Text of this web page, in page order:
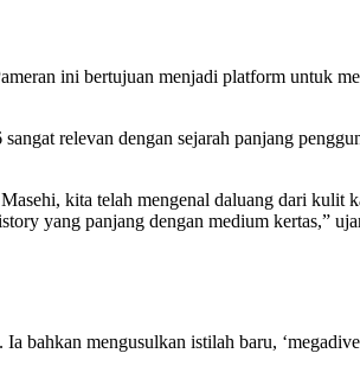
ini bertujuan menjadi platform untuk
relevan dengan sejarah panjang
kita telah mengenal daluang dari
yang panjang dengan medium kertas,”
bahkan mengusulkan istilah baru,